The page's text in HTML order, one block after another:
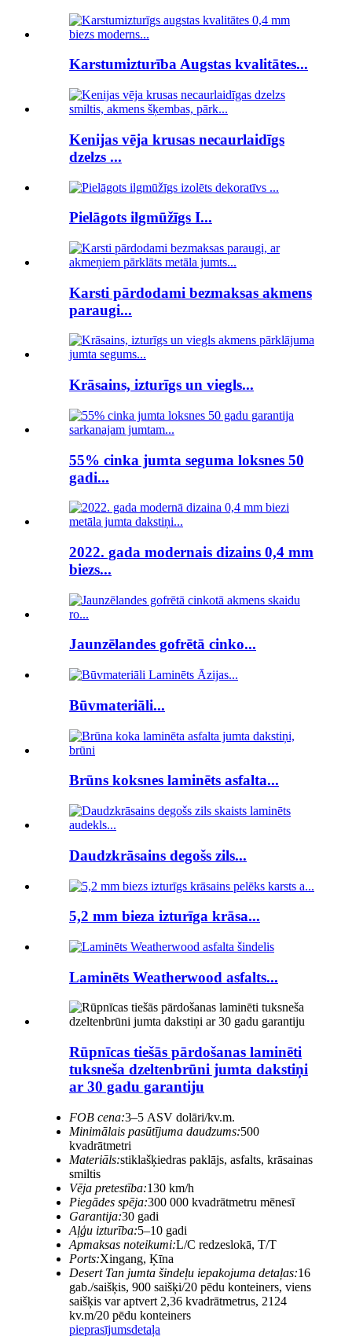
Karstumizturība Augstas kvalitātes...
Kenijas vēja krusas necaurlaidīgs
dzelzs ...
Pielāgots ilgmūžīgs I...
Karsti pārdodami bezmaksas akmens
paraugi...
Krāsains, izturīgs un viegls...
55% cinka jumta seguma loksnes 50
gadi...
2022. gada modernais dizains 0,4 mm
biezs...
Jaunzēlandes gofrētā cinko...
Būvmateriāli...
Brūns koksnes laminēts asfalta...
Daudzkrāsains degošs zils...
5,2 mm bieza izturīga krāsa...
Laminēts Weatherwood asfalts...
Rūpnīcas tiešās pārdošanas laminēti
tuksneša dzeltenbrūni jumta dakstiņi
ar 30 gadu garantiju
FOB cena:3–5 ASV dolāri/kv.m.
Minimālais pasūtījuma daudzums:500
kvadrātmetri
Materiāls:stiklašķiedras paklājs, asfalts, krāsainas
smiltis
Vēja pretestība:130 km/h
Piegādes spēja:300 000 kvadrātmetru mēnesī
Garantija:30 gadi
Aļģu izturība:5–10 gadi
Apmaksas noteikumi:L/C redzeslokā, T/T
Ports:Xingang, Ķīna
Desert Tan jumta šindeļu iepakojuma detaļas:16
gab./saišķis, 900 saišķi/20 pēdu konteiners, viens
saišķis var aptvert 2,36 kvadrātmetrus, 2124
kv.m/20 pēdu konteiners
pieprasījumsdetaļa